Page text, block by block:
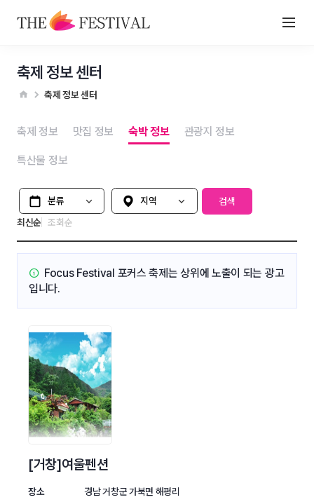
축제 정보 센터
축제 정보 센터
축제 정보 맛집 정보 숙박 정보 관광지 정보
특산물 정보
분류 지역 선택
검색
최신순
조회순
Focus Festival 포커스 축제는 상위에 노출이 되는 광고
입니다.
[거창]여울펜션
장소
경남 거창군 가북면 해평리